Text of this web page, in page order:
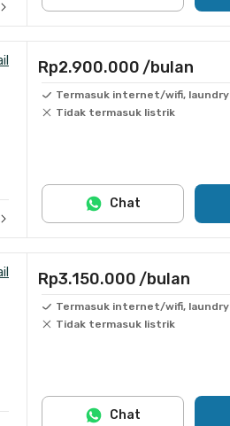
Rp2.900.000 /bulan
Termasuk internet/wifi, laundry
Tidak termasuk listrik
Chat
Rp3.150.000 /bulan
Termasuk internet/wifi, laundry
Tidak termasuk listrik
Chat